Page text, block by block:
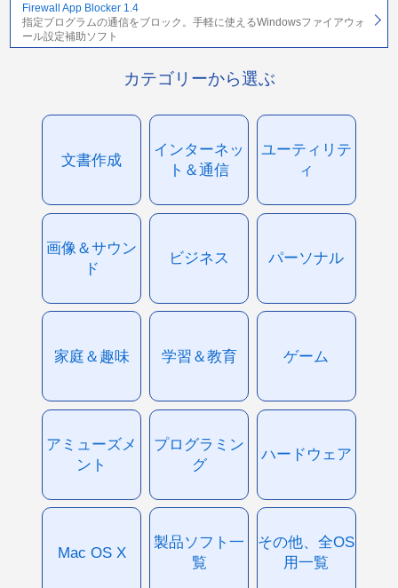
Firewall App Blocker 1.4
指定プログラムの通信をブロック。手軽に使えるWindowsファイアウォ
ール設定補助ソフト
カテゴリーから選ぶ
文書作成
インターネッ
ト＆通信
ユーティリテ
ィ
画像＆サウン
ド
ビジネス パーソナル
家庭＆趣味 学習＆教育 ゲーム
アミューズメ
ント
プログラミン
グ
ハードウェア
Mac OS X
製品ソフト一
覧
その他、全OS
用一覧